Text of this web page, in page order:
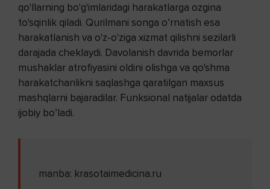
qo'llarning bo'g'imlaridagi harakatlarga ozgina
to'sqinlik qiladi. Qurilmani songa o’rnatish esa
harakatlanish va o'z-o'ziga xizmat qilishni sezilarli
darajada cheklaydi. Davolanish davrida bemorlar
mushaklar atrofiyasini oldini olishga va qo'shma
harakatchanlikni saqlashga qaratilgan maxsus
mashqlarni bajaradilar. Funksional natijalar odatda
ijobiy bo’ladi.
manba: krasotaimedicina.ru